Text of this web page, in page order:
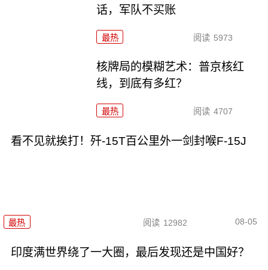
话，军队不买账
最热 阅读 5973
核牌局的模糊艺术：普京核红
线，到底有多红？
最热 阅读 4707
看不见就挨打！歼-15T百公里外一剑封喉F-15J
最热 阅读 12982 08-05
印度满世界绕了一大圈，最后发现还是中国好？